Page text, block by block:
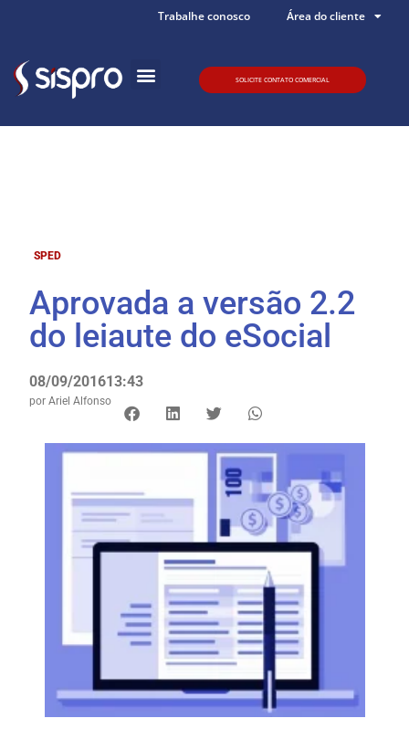
Trabalhe conosco Área do cliente
SOLICITE CONTATO COMERCIAL
SPED
Aprovada a versão 2.2
do leiaute do eSocial
08/09/201613:43
por Ariel Alfonso